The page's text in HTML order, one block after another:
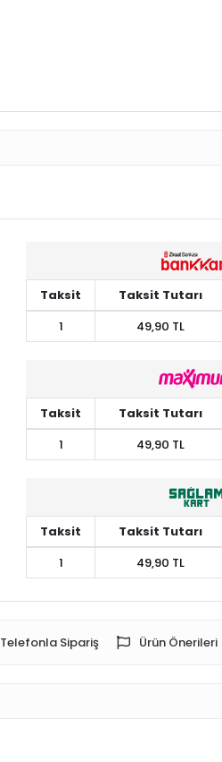
Taksit Taksit Tutarı
1
49,90 TL
Taksit Taksit Tutarı
1
49,90 TL
Taksit Taksit Tutarı
1
49,90 TL
Telefonla Sipariş Ürün Önerileri